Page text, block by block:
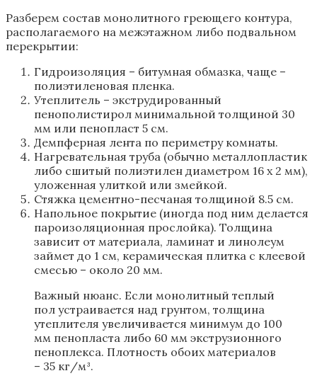
Разберем состав монолитного греющего контура,
располагаемого на межэтажном либо подвальном
перекрытии:
Гидроизоляция – битумная обмазка, чаще –
полиэтиленовая пленка.
Утеплитель – экструдированный
пенополистирол минимальной толщиной 30
мм или пенопласт 5 см.
Демпферная лента по периметру комнаты.
Нагревательная труба (обычно металлопластик
либо сшитый полиэтилен диаметром 16 х 2 мм),
уложенная улиткой или змейкой.
Стяжка цементно-песчаная толщиной 8.5 см.
Напольное покрытие (иногда под ним делается
пароизоляционная прослойка). Толщина
зависит от материала, ламинат и линолеум
займет до 1 см, керамическая плитка с клеевой
смесью – около 20 мм.
Важный нюанс. Если монолитный теплый
пол устраивается над грунтом, толщина
утеплителя увеличивается минимум до 100
мм пенопласта либо 60 мм экструзионного
пеноплекса. Плотность обоих материалов
– 35 кг/м³.